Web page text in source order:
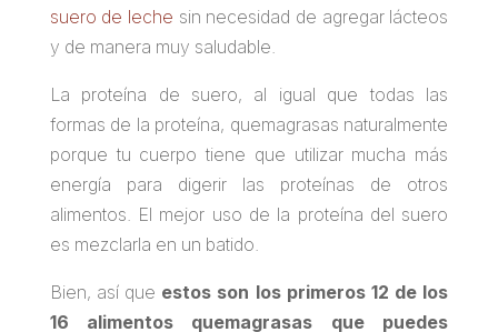
suero de leche sin necesidad de agregar lácteos
y de manera muy saludable.
La proteína de suero, al igual que todas las
formas de la proteína, quemagrasas naturalmente
porque tu cuerpo tiene que utilizar mucha más
energía para digerir las proteínas de otros
alimentos. El mejor uso de la proteína del suero
es mezclarla en un batido.
Bien, así que estos son los primeros 12 de los
16 alimentos quemagrasas que puedes